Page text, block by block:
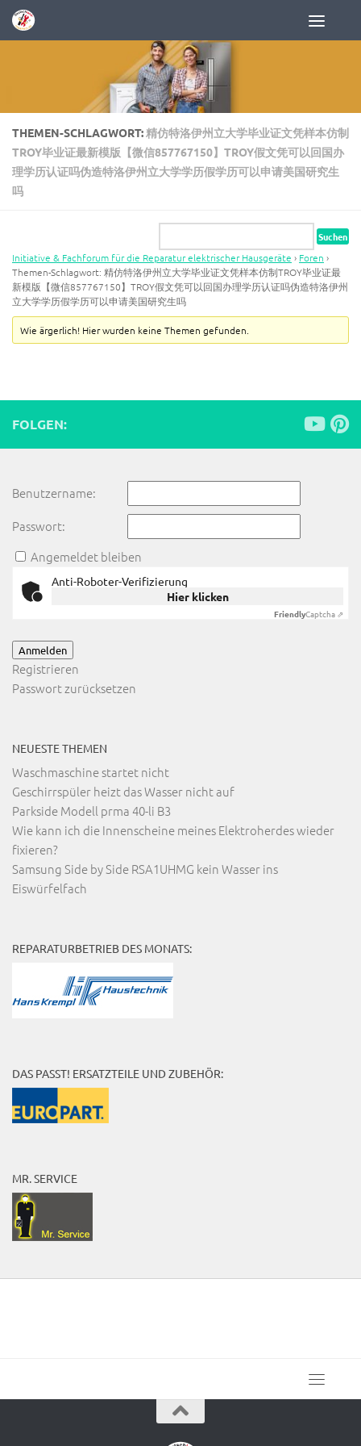
Zum Inhalt springen
THEMEN-SCHLAGWORT:精仿特洛伊州立大学毕业证文凭样本仿制
TROY毕业证最新模版【微信857767150】TROY假文凭可以回国办
理学历认证吗伪造特洛伊州立大学学历假学历可以申请美国研究生
吗
Initiative & Fachforum für die Reparatur elektrischer Hausgeräte › Foren ›
Themen-Schlagwort: 精仿特洛伊州立大学毕业证文凭样本仿制TROY毕业证最
新模版【微信857767150】TROY假文凭可以回国办理学历认证吗伪造特洛伊州
立大学学历假学历可以申请美国研究生吗
Wie ärgerlich! Hier wurden keine Themen gefunden.
FOLGEN:
Benutzername:
Passwort:
Angemeldet bleiben
Anti-Roboter-Verifizierung
Hier klicken
FriendlyCaptcha ⇗
Anmelden
Registrieren
Passwort zurücksetzen
NEUESTE THEMEN
Waschmaschine startet nicht
Geschirrspüler heizt das Wasser nicht auf
Parkside Modell prma 40-li B3
Wie kann ich die Innenscheine meines Elektroherdes wieder
fixieren?
Samsung Side by Side RSA1UHMG kein Wasser ins
Eiswürfelfach
REPARATURBETRIEB DES MONATS:
DAS PASST! ERSATZTEILE UND ZUBEHÖR:
MR. SERVICE